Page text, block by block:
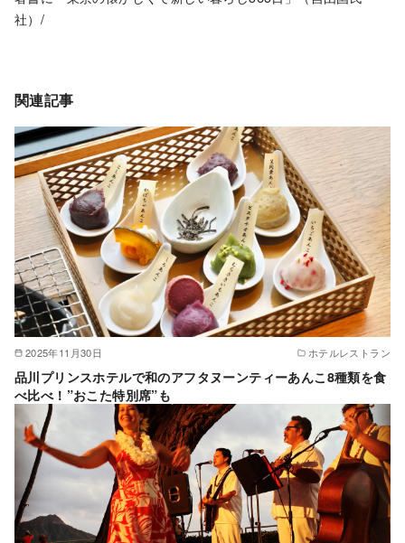
社）/
関連記事
2025年11月30日 ホテルレストラン
品川プリンスホテルで和のアフタヌーンティーあんこ8種類を食
べ比べ！”おこた特別席”も